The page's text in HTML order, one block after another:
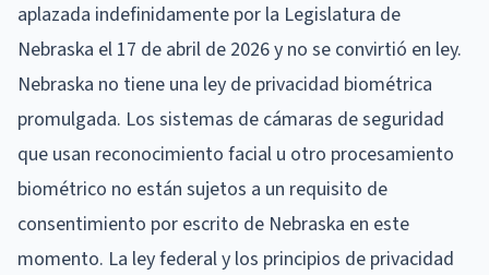
aplazada indefinidamente por la Legislatura de
Nebraska el 17 de abril de 2026 y no se convirtió en ley.
Nebraska no tiene una ley de privacidad biométrica
promulgada. Los sistemas de cámaras de seguridad
que usan reconocimiento facial u otro procesamiento
biométrico no están sujetos a un requisito de
consentimiento por escrito de Nebraska en este
momento. La ley federal y los principios de privacidad